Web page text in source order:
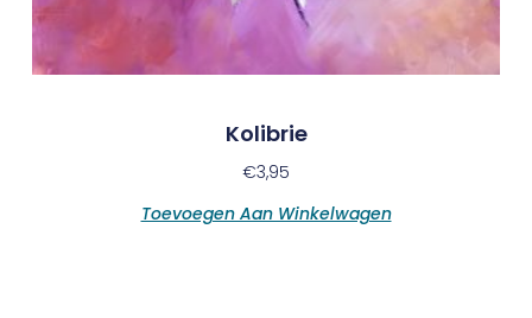
Kolibrie
€3,95
Toevoegen Aan Winkelwagen